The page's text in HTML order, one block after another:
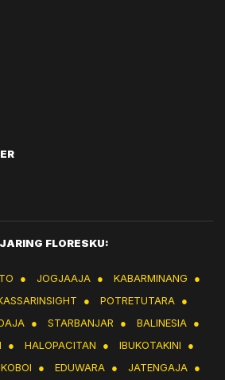
FLORESKU:
● JOGJAAJA ● KABARMINANG
●
● POTRETUTARA ●
● STARBANJAR ● BALINESIA ●
● HALOPACITAN ● IBUKOTAKINI
●
● EDUWARA ● JATENGAJA ●